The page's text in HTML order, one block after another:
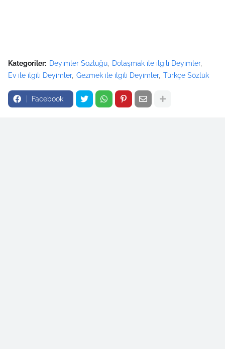
Kategoriler: Deyimler Sözlüğü
Dolaşmak ile ilgili Deyimler
Ev ile ilgili Deyimler Gezmek ile ilgili Deyimler Türkçe Sözlük
Facebook